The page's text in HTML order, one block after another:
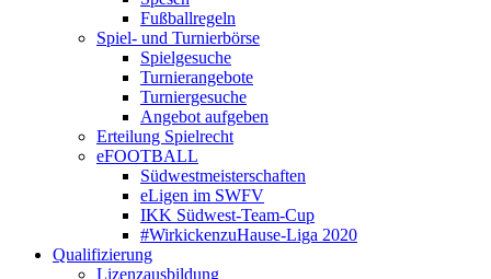
Fußballregeln
Spiel- und Turnierbörse
Spielgesuche
Turnierangebote
Turniergesuche
Angebot aufgeben
Erteilung Spielrecht
eFOOTBALL
Südwestmeisterschaften
eLigen im SWFV
IKK Südwest-Team-Cup
#WirkickenzuHause-Liga 2020
Qualifizierung
Lizenzausbildung